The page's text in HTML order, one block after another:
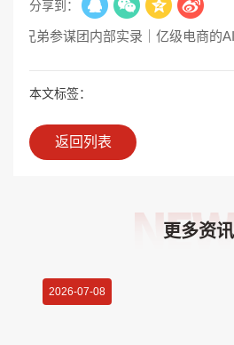
分享到：
： 兄弟参谋团内部实录｜亿级电商的
本文标签：
返回列表
更多资讯
2026-07-08